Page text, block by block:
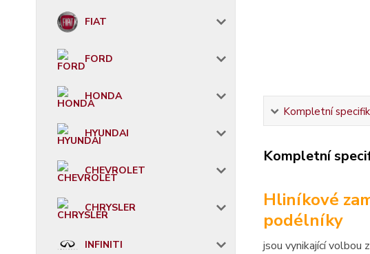
FIAT
FORD
HONDA
HYUNDAI
CHEVROLET
CHRYSLER
INFINITI
Kompletní
Kompletní
Hliníkové
podélníky
jsou vynikající volbou